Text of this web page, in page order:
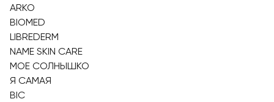
ARKO
BIOMED
LIBREDERM
NAME SKIN CARE
МОЕ СОЛНЫШКО
Я САМАЯ
BIC